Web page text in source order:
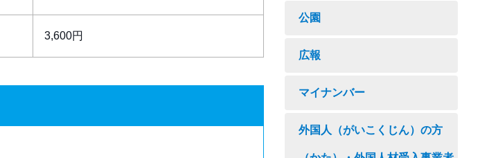
3,600円
公園
広報
マイナンバー
外国人（がいこくじん）の方